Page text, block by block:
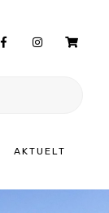
AKTUELT